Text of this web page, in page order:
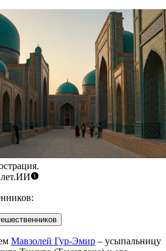
Мавзолей Гур-Эмир – усыпальницу